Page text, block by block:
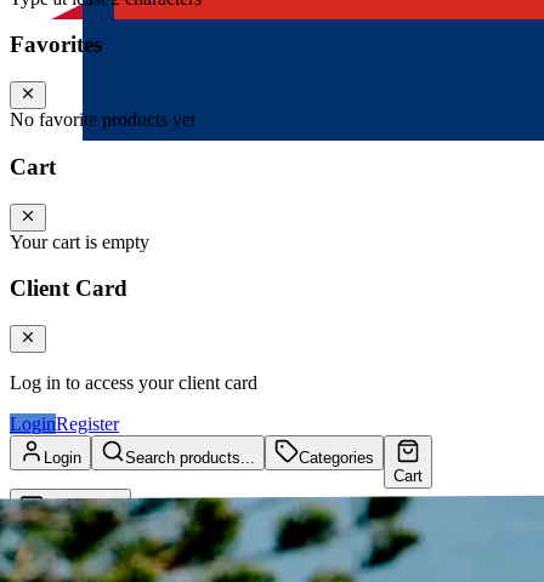
Favorites
No favorite products yet
Cart
Your cart is empty
Client Card
Log in to access your client card
LoginRegister
Login Search products...
Categories
Cart
Client Card